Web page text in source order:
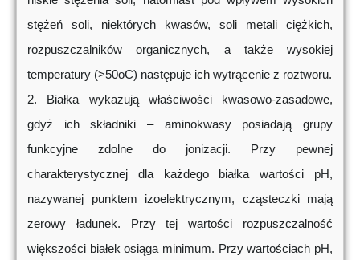
stężeń soli, niektórych kwasów, soli metali ciężkich,
rozpuszczalników organicznych, a także wysokiej
temperatury (>50oC) następuje ich wytrącenie z roztworu.
2. Białka wykazują właściwości kwasowo-zasadowe,
gdyż ich składniki – aminokwasy posiadają grupy
funkcyjne zdolne do jonizacji. Przy pewnej
charakterystycznej dla każdego białka wartości pH,
nazywanej punktem izoelektrycznym, cząsteczki mają
zerowy ładunek. Przy tej wartości rozpuszczalność
większości białek osiąga minimum. Przy wartościach pH,